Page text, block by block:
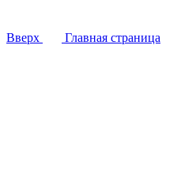
Вверх Главная страница